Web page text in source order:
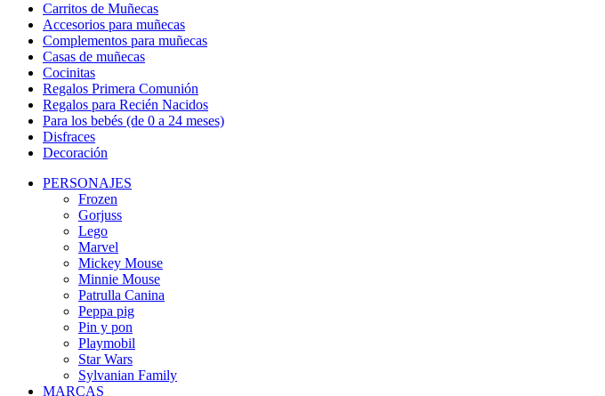
Carritos de Muñecas
Accesorios para muñecas
Complementos para muñecas
Casas de muñecas
Cocinitas
Regalos Primera Comunión
Regalos para Recién Nacidos
Para los bebés (de 0 a 24 meses)
Disfraces
Decoración
PERSONAJES
Frozen
Gorjuss
Lego
Marvel
Mickey Mouse
Minnie Mouse
Patrulla Canina
Peppa pig
Pin y pon
Playmobil
Star Wars
Sylvanian Family
MARCAS